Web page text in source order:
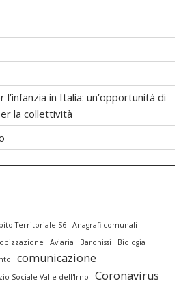
in Italia: un’opportunità di
la collettività
Territoriale S6
Anagrafi comunali
Aviaria Baronissi
Biologia
comunicazione
Sociale Valle dell'Irno Coronavirus